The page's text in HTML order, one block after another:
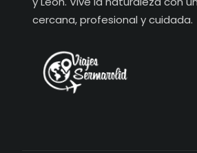
cercana, profesional y cuidada.